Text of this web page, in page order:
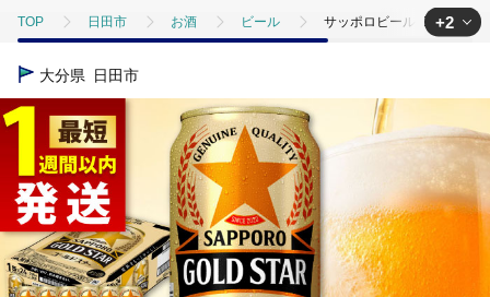
TOP 日田市 お酒 ビール サッポロビール GOLD
TOP
TOP サッポロビール GOLD STAR 350ml×24缶
+2
大分県 日田市